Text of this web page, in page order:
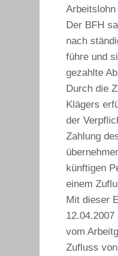
Der BFH
nach
führe und
gezahlte
Durch die
Klägers
der
Zahlung
künftigen
einem
Mit dieser
vom
Zufluss